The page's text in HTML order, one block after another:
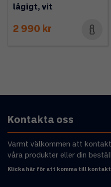
lågigt, vit
2 990 kr
Kontakta oss
Varmt välkommen att
våra produkter eller din
Klicka här för att komma till